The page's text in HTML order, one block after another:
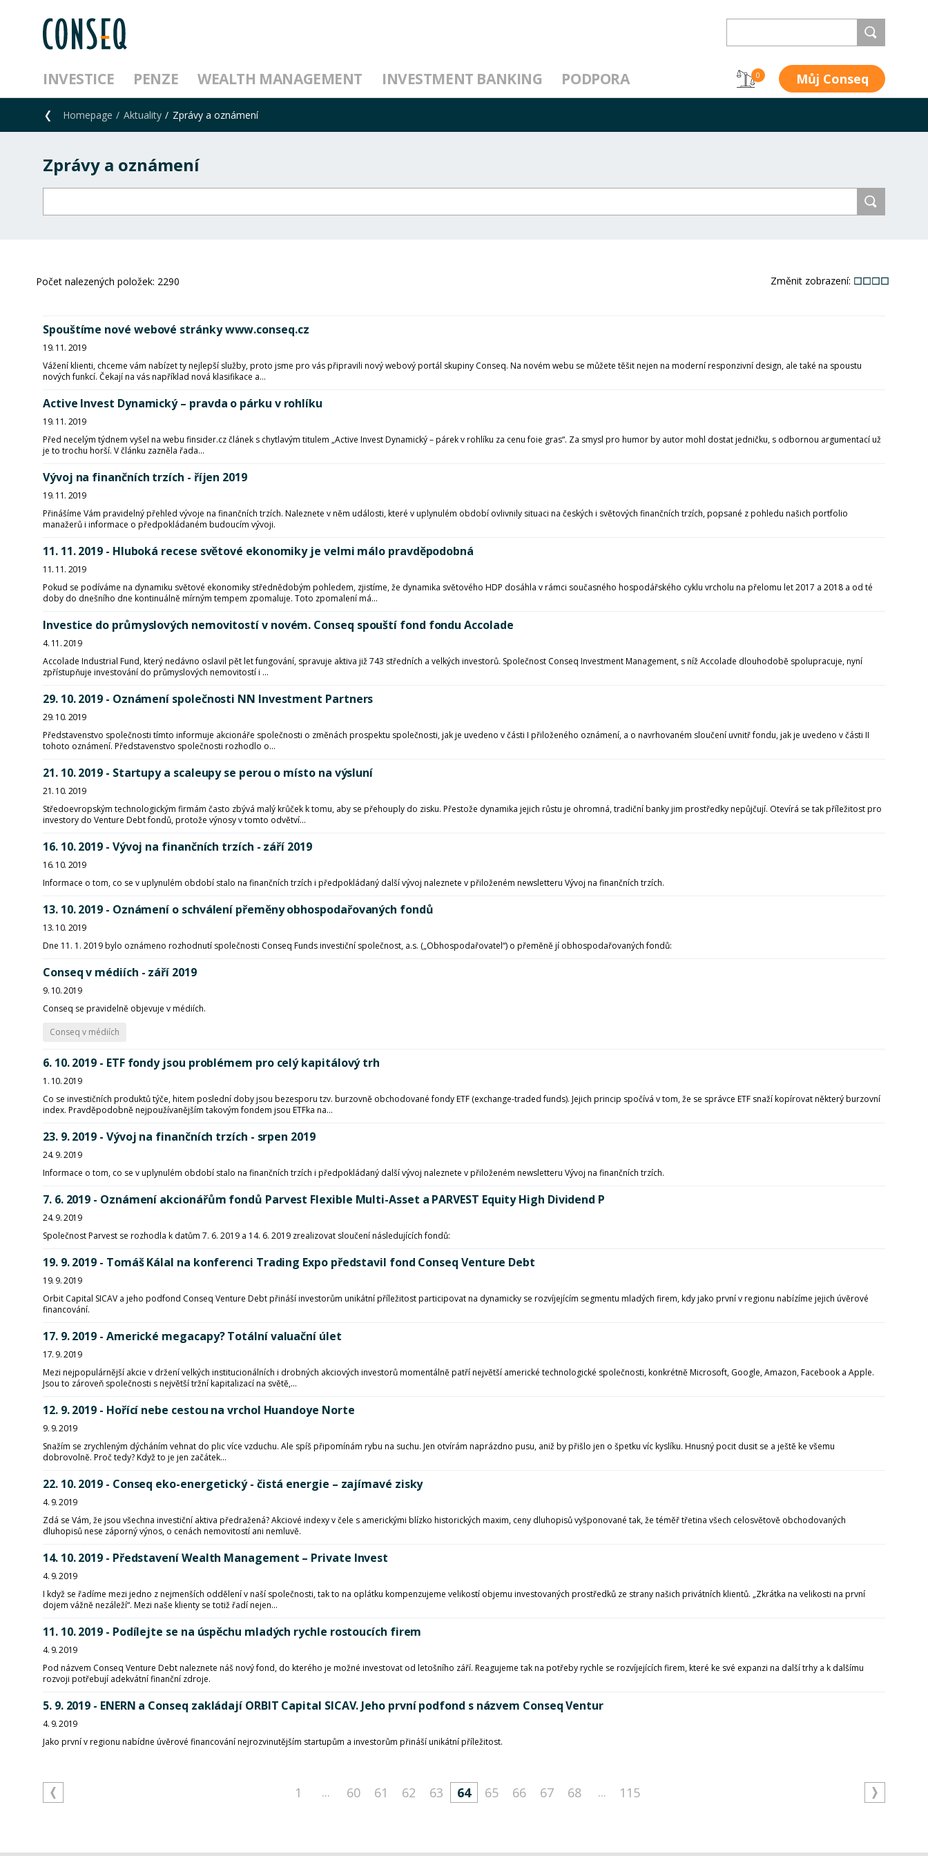
INVESTICE PENZE WEALTH MANAGEMENT INVESTMENT BANKING PODPORA 0 Můj Conseq
Homepage Aktuality Zprávy a oznámení
Zprávy a oznámení
Počet nalezených položek: 2290 Změnit zobrazení:
Spouštíme nové webové stránky www.conseq.cz
19. 11. 2019
Vážení klienti, chceme vám nabízet ty nejlepší služby, proto jsme pro vás připravili nový webový portál skupiny Conseq. Na novém webu se můžete těšit nejen na moderní responzivní design, ale také na spoustu
nových funkcí. Čekají na vás například nová klasifikace a...
Active Invest Dynamický – pravda o párku v rohlíku
19. 11. 2019
Před necelým týdnem vyšel na webu finsider.cz článek s chytlavým titulem „Active Invest Dynamický – párek v rohlíku za cenu foie gras“. Za smysl pro humor by autor mohl dostat jedničku, s odbornou argumentací už
je to trochu horší. V článku zazněla řada...
Vývoj na finančních trzích - říjen 2019
19. 11. 2019
Přinášíme Vám pravidelný přehled vývoje na finančních trzích. Naleznete v něm události, které v uplynulém období ovlivnily situaci na českých i světových finančních trzích, popsané z pohledu našich portfolio
manažerů i informace o předpokládaném budoucím vývoji.
11. 11. 2019 - Hluboká recese světové ekonomiky je velmi málo pravděpodobná
11. 11. 2019
Pokud se podíváme na dynamiku světové ekonomiky střednědobým pohledem, zjistíme, že dynamika světového HDP dosáhla v rámci současného hospodářského cyklu vrcholu na přelomu let 2017 a 2018 a od té
doby do dnešního dne kontinuálně mírným tempem zpomaluje. Toto zpomalení má...
Investice do průmyslových nemovitostí v novém. Conseq spouští fond fondu Accolade
4. 11. 2019
Accolade Industrial Fund, který nedávno oslavil pět let fungování, spravuje aktiva již 743 středních a velkých investorů. Společnost Conseq Investment Management, s níž Accolade dlouhodobě spolupracuje, nyní
zpřístupňuje investování do průmyslových nemovitostí i ...
29. 10. 2019 - Oznámení společnosti NN Investment Partners
29. 10. 2019
Představenstvo společnosti tímto informuje akcionáře společnosti o změnách prospektu společnosti, jak je uvedeno v části I přiloženého oznámení, a o navrhovaném sloučení uvnitř fondu, jak je uvedeno v části II
tohoto oznámení. Představenstvo společnosti rozhodlo o...
21. 10. 2019 - Startupy a scaleupy se perou o místo na výsluní
21. 10. 2019
Středoevropským technologickým firmám často zbývá malý krůček k tomu, aby se přehouply do zisku. Přestože dynamika jejich růstu je ohromná, tradiční banky jim prostředky nepůjčují. Otevírá se tak příležitost pro
investory do Venture Debt fondů, protože výnosy v tomto odvětví...
16. 10. 2019 - Vývoj na finančních trzích - září 2019
16. 10. 2019
Informace o tom, co se v uplynulém období stalo na finančních trzích i předpokládaný další vývoj naleznete v přiloženém newsletteru Vývoj na finančních trzích.
13. 10. 2019 - Oznámení o schválení přeměny obhospodařovaných fondů
13. 10. 2019
Dne 11. 1. 2019 bylo oznámeno rozhodnutí společnosti Conseq Funds investiční společnost, a.s. („Obhospodařovatel“) o přeměně jí obhospodařovaných fondů:
Conseq v médiích - září 2019
9. 10. 2019
Conseq se pravidelně objevuje v médiích.
Conseq v médiích
6. 10. 2019 - ETF fondy jsou problémem pro celý kapitálový trh
1. 10. 2019
Co se investičních produktů týče, hitem poslední doby jsou bezesporu tzv. burzovně obchodované fondy ETF (exchange-traded funds). Jejich princip spočívá v tom, že se správce ETF snaží kopírovat některý burzovní
index. Pravděpodobně nejpoužívanějším takovým fondem jsou ETFka na...
23. 9. 2019 - Vývoj na finančních trzích - srpen 2019
24. 9. 2019
Informace o tom, co se v uplynulém období stalo na finančních trzích i předpokládaný další vývoj naleznete v přiloženém newsletteru Vývoj na finančních trzích.
7. 6. 2019 - Oznámení akcionářům fondů Parvest Flexible Multi-Asset a PARVEST Equity High Dividend P
24. 9. 2019
Společnost Parvest se rozhodla k datům 7. 6. 2019 a 14. 6. 2019 zrealizovat sloučení následujících fondů:
19. 9. 2019 - Tomáš Kálal na konferenci Trading Expo představil fond Conseq Venture Debt
19. 9. 2019
Orbit Capital SICAV a jeho podfond Conseq Venture Debt přináší investorům unikátní příležitost participovat na dynamicky se rozvíjejícím segmentu mladých firem, kdy jako první v regionu nabízíme jejich úvěrové
financování.
17. 9. 2019 - Americké megacapy? Totální valuační úlet
17. 9. 2019
Mezi nejpopulárnější akcie v držení velkých institucionálních i drobných akciových investorů momentálně patří největší americké technologické společnosti, konkrétně Microsoft, Google, Amazon, Facebook a Apple.
Jsou to zároveň společnosti s největší tržní kapitalizací na světě,...
12. 9. 2019 - Hořící nebe cestou na vrchol Huandoye Norte
9. 9. 2019
Snažím se zrychleným dýcháním vehnat do plic více vzduchu. Ale spíš připomínám rybu na suchu. Jen otvírám naprázdno pusu, aniž by přišlo jen o špetku víc kyslíku. Hnusný pocit dusit se a ještě ke všemu
dobrovolně. Proč tedy? Když to je jen začátek...
22. 10. 2019 - Conseq eko-energetický - čistá energie – zajímavé zisky
4. 9. 2019
Zdá se Vám, že jsou všechna investiční aktiva předražená? Akciové indexy v čele s americkými blízko historických maxim, ceny dluhopisů vyšponované tak, že téměř třetina všech celosvětově obchodovaných
dluhopisů nese záporný výnos, o cenách nemovitostí ani nemluvě.
14. 10. 2019 - Představení Wealth Management – Private Invest
4. 9. 2019
I když se řadíme mezi jedno z nejmenších oddělení v naší společnosti, tak to na oplátku kompenzujeme velikostí objemu investovaných prostředků ze strany našich privátních klientů. „Zkrátka na velikosti na první
dojem vážně nezáleží“. Mezi naše klienty se totiž řadí nejen...
11. 10. 2019 - Podílejte se na úspěchu mladých rychle rostoucích firem
4. 9. 2019
Pod názvem Conseq Venture Debt naleznete náš nový fond, do kterého je možné investovat od letošního září. Reagujeme tak na potřeby rychle se rozvíjejících firem, které ke své expanzi na další trhy a k dalšímu
rozvoji potřebují adekvátní finanční zdroje.
5. 9. 2019 - ENERN a Conseq zakládají ORBIT Capital SICAV. Jeho první podfond s názvem Conseq Ventur
4. 9. 2019
Jako první v regionu nabídne úvěrové financování nejrozvinutějším startupům a investorům přináší unikátní příležitost.
1 ... 60 61 62 63 64 65 66 67 68 ... 115